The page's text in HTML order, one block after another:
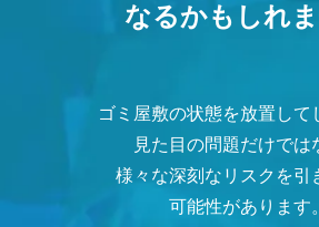
なるかもしれ
ゴミ屋敷の状態を放置して
見た目の問題だけでは
様々な深刻なリスクを引
可能性があります。